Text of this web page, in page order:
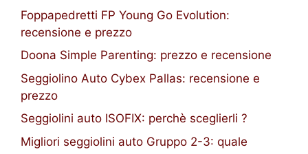
Foppapedretti FP Young Go Evolution:
recensione e prezzo
Doona Simple Parenting: prezzo e recensione
Seggiolino Auto Cybex Pallas: recensione e
prezzo
Seggiolini auto ISOFIX: perchè sceglierli ?
Migliori seggiolini auto Gruppo 2-3: quale